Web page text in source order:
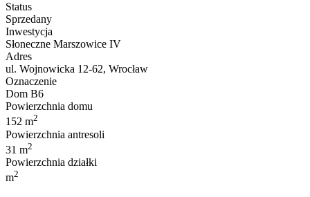
Status
Sprzedany
Inwestycja
Słoneczne Marszowice IV
Adres
ul. Wojnowicka 12-62, Wrocław
Oznaczenie
Dom B6
Powierzchnia domu
152 m2
Powierzchnia antresoli
31 m2
Powierzchnia działki
m2